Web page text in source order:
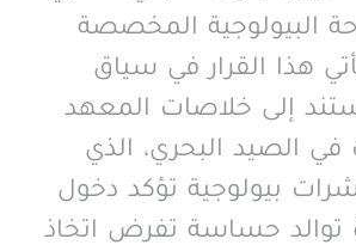
البيولوجية المخصصة
هذا القرار في سياق
إلى خلاصات المعهد
في الصيد البحري، الذي
بيولوجية تؤكد دخول
توالد حساسة تفرض اتخاذ